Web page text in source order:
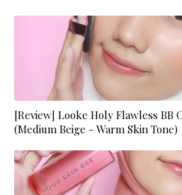
[Review] Looke Holy Flawless BB
(Medium Beige - Warm Skin Tone)